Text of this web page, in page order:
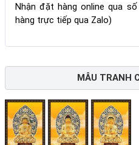
Nhận đặt hàng online qua
hàng trực tiếp qua Zalo)
MẪU TRANH